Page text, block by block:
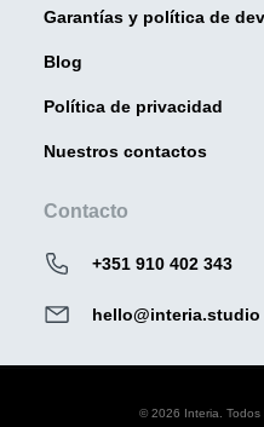
Garantías y política de
Blog
Política de privacidad
Nuestros contactos
Contacto
+351 910 402 343
hello@interia.studio
© 2026 Interia. Todos